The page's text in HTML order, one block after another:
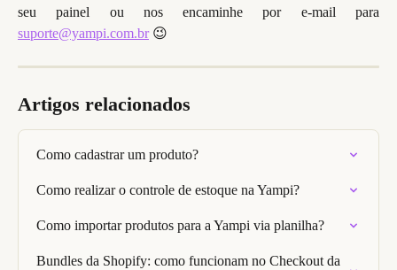
seu painel ou nos encaminhe por e-mail para
suporte@yampi.com.br😉
Artigos relacionados
Como cadastrar um produto?
Como realizar o controle de estoque na Yampi?
Como importar produtos para a Yampi via planilha?
Bundles da Shopify: como funcionam no Checkout da